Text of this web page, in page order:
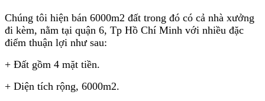
Chúng tôi hiện bán 6000m2 đất trong đó có cả nhà xưởng
đi kèm, nằm tại quận 6, Tp Hồ Chí Minh với nhiều đặc
điểm thuận lợi như sau:
+ Đất gồm 4 mặt tiền.
+ Diện tích rộng, 6000m2.